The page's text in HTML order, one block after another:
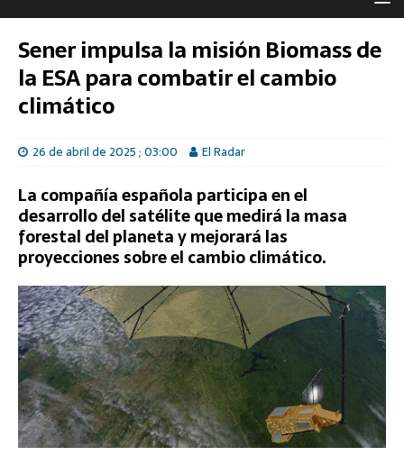
Sener impulsa la misión Biomass de
la ESA para combatir el cambio
climático
26 de abril de 2025 ; 03:00 El Radar
La compañía española participa en el
desarrollo del satélite que medirá la masa
forestal del planeta y mejorará las
proyecciones sobre el cambio climático.